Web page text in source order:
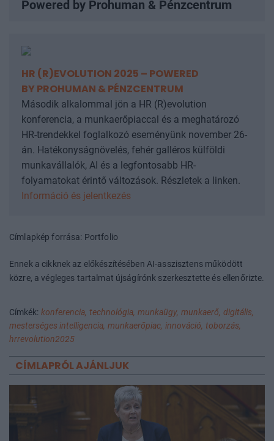
Powered by Prohuman & Pénzcentrum
HR (R)EVOLUTION 2025 – POWERED
BY PROHUMAN & PÉNZCENTRUM
Második alkalommal jön a HR (R)evolution
konferencia, a munkaerőpiaccal és a meghatározó
HR-trendekkel foglalkozó eseményünk november 26-
án. Hatékonyságnövelés, fehér galléros külföldi
munkavállalók, AI és a legfontosabb HR-
folyamatokat érintő változások. Részletek a linken.
Információ és jelentkezés
Címlapkép forrása: Portfolio
Ennek a cikknek az előkészítésében AI-asszisztens működött
közre, a végleges tartalmat újságírónk szerkesztette és ellenőrizte.
Címkék: konferencia, technológia, munkaügy, munkaerő, digitális,
mesterséges intelligencia, munkaerőpiac, innováció, toborzás,
hrrevolution2025
CÍMLAPRÓL AJÁNLJUK